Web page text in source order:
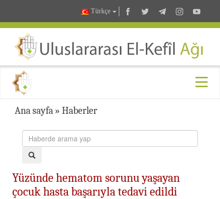
Türkçe
Ana sayfa » Haberler
Yüzünde hematom sorunu yaşayan
çocuk hasta başarıyla tedavi edildi